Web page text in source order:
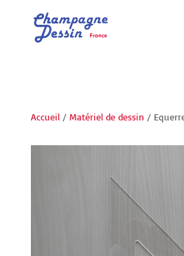
Accueil/ Matériel de dessin /